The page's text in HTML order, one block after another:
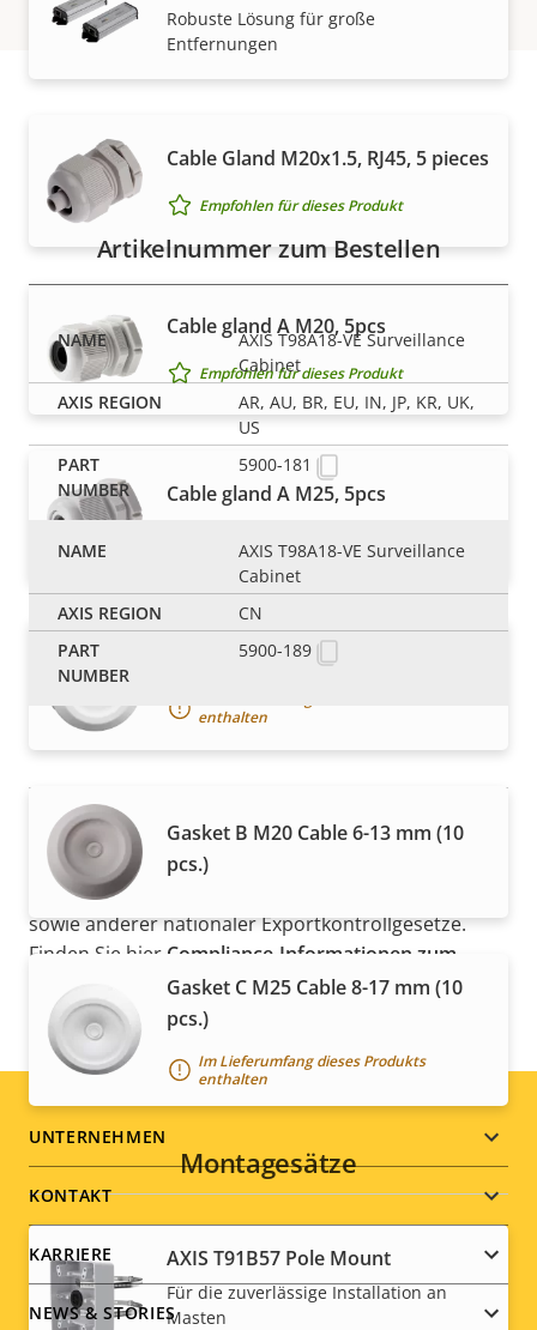
Robuste Lösung für große
Entfernungen
Cable Gland M20x1.5, RJ45, 5 pieces
Empfohlen für dieses Produkt
Cable gland A M20, 5pcs
Empfohlen für dieses Produkt
Cable gland A M25, 5pcs
Empfohlen für dieses Produkt
Gasket A Cable 3.5 mm (10 pcs.)
enthalten
Gasket B M20 Cable 6-13 mm (10
pcs.)
Gasket C M25 Cable 8-17 mm (10
pcs.)
Im Lieferumfang dieses Produkts
enthalten
Montagesätze
AXIS T91B57 Pole Mount
Für die zuverlässige Installation an
Masten
Artikelnummern
Artikelnummer zum Bestellen
AXIS T98A18-VE Surveillance
Cabinet
AR, AU, BR, EU, IN, JP, KR, UK,
US
5900-181
AXIS T98A18-VE Surveillance
Cabinet
CN
5900-189
HINWEIS
Axis Produkte unterliegen möglicherweise den
Exportkontrollbestimmungen der USA und der EU
sowie anderer nationaler Exportkontrollgesetze.
Finden Sie hier Compliance-Informationen zum
Export für Ihr Produkt .
Footer
menu
UNTERNEHMEN
KONTAKT
KARRIERE
NEWS & STORIES